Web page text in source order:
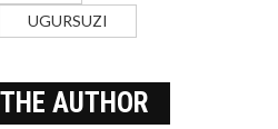
UGURSUZI
AUTHOR